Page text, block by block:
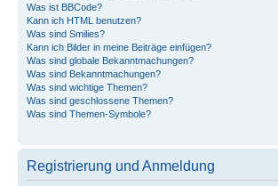
Was ist BBCode?
Kann ich HTML benutzen?
Was sind Smilies?
Kann ich Bilder in meine Beiträge einfügen?
Was sind globale Bekanntmachungen?
Was sind Bekanntmachungen?
Was sind wichtige Themen?
Was sind geschlossene Themen?
Was sind Themen-Symbole?
Registrierung und Anmeldung